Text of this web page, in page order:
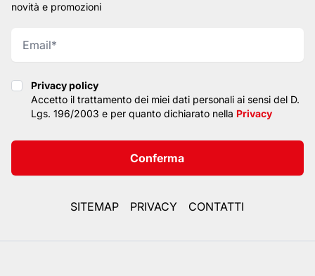
novità e promozioni
Privacy policy
Privacy policy
Accetto il trattamento dei miei dati personali ai sensi del D.
Lgs. 196/2003 e per quanto dichiarato nella Privacy
Conferma
SITEMAP PRIVACY CONTATTI